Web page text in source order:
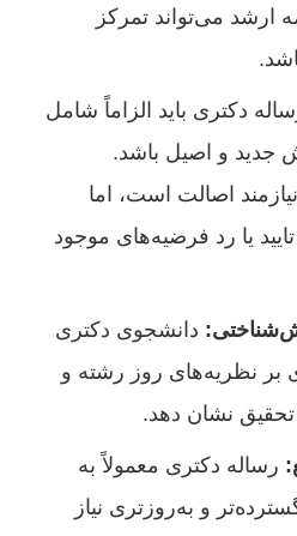
ارشد می‌تواند تمرکز
دکتری باید الزاماً شامل
جدید و اصیل باشد.
اصالت است، اما
یا رد فرضیه‌های موجود
دانشجوی دکتری
بر نظریه‌های روز رشته و
نشان دهد.
رساله دکتری معمولاً به
و به‌روزتری نیاز